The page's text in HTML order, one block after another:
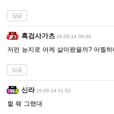
답글
흑검사가츠 26-05-14 00:36
저런 능지로 어케 살아왔을까? 아찔하
답글
신라 26-05-14 01:01
헐 웨 그랬대